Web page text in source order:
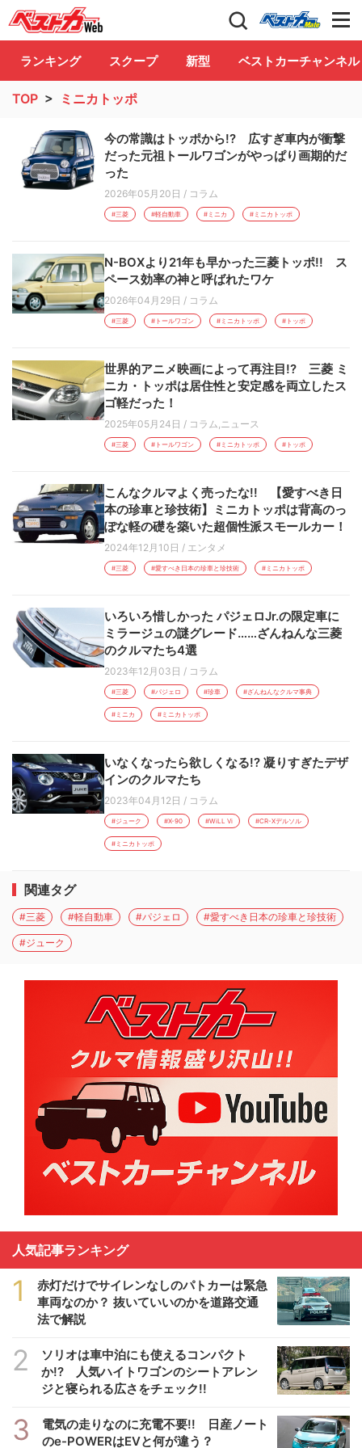
自動車情報誌「ベストカー」 Club
ランキング スクープ 新型 ベストカーチャンネル
TOP > ミニカトッポ
今の常識はトッポから!? 広すぎ車内が衝撃
だった元祖トールワゴンがやっぱり画期的だ
った
2026年05月20日 / コラム
#三菱 #軽自動車 #ミニカ #ミニカトッポ
N-BOXより21年も早かった三菱トッポ!! ス
ペース効率の神と呼ばれたワケ
2026年04月29日 / コラム
#三菱 #トールワゴン #ミニカトッポ #トッポ
世界的アニメ映画によって再注目!? 三菱 ミ
ニカ・トッポは居住性と安定感を両立したス
ゴ軽だった！
2025年05月24日 / コラム,ニュース
#三菱 #トールワゴン #ミニカトッポ #トッポ
こんなクルマよく売ったな!! 【愛すべき日
本の珍車と珍技術】ミニカトッポは背高のっ
ぽな軽の礎を築いた超個性派スモールカー！
2024年12月10日 / エンタメ
#三菱 #愛すべき日本の珍車と珍技術 #ミニカトッポ
いろいろ惜しかった パジェロJr.の限定車に
ミラージュの謎グレード……ざんねんな三菱
のクルマたち4選
2023年12月03日 / コラム
#三菱 #パジェロ #珍車 #ざんねんなクルマ事典
#ミニカ #ミニカトッポ
いなくなったら欲しくなる!? 凝りすぎたデザ
インのクルマたち
2023年04月12日 / コラム
#ジューク #X-90 #WiLL Vi #CR-Xデルソル
#ミニカトッポ
関連タグ
#三菱 #軽自動車 #パジェロ #愛すべき日本の珍車と珍技術
#ジューク
人気記事ランキング
1
赤灯だけでサイレンなしのパトカーは緊急
車両なのか？ 抜いていいのかを道路交通
法で解説
2
ソリオは車中泊にも使えるコンパクト
か!? 人気ハイトワゴンのシートアレン
ジと寝られる広さをチェック!!
3
電気の走りなのに充電不要!! 日産ノート
のe-POWERはEVと何が違う？